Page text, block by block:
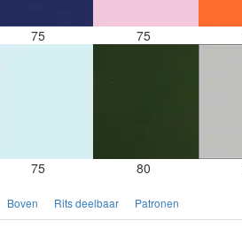
75 75
75 80
Boven Rits deelbaar Patronen